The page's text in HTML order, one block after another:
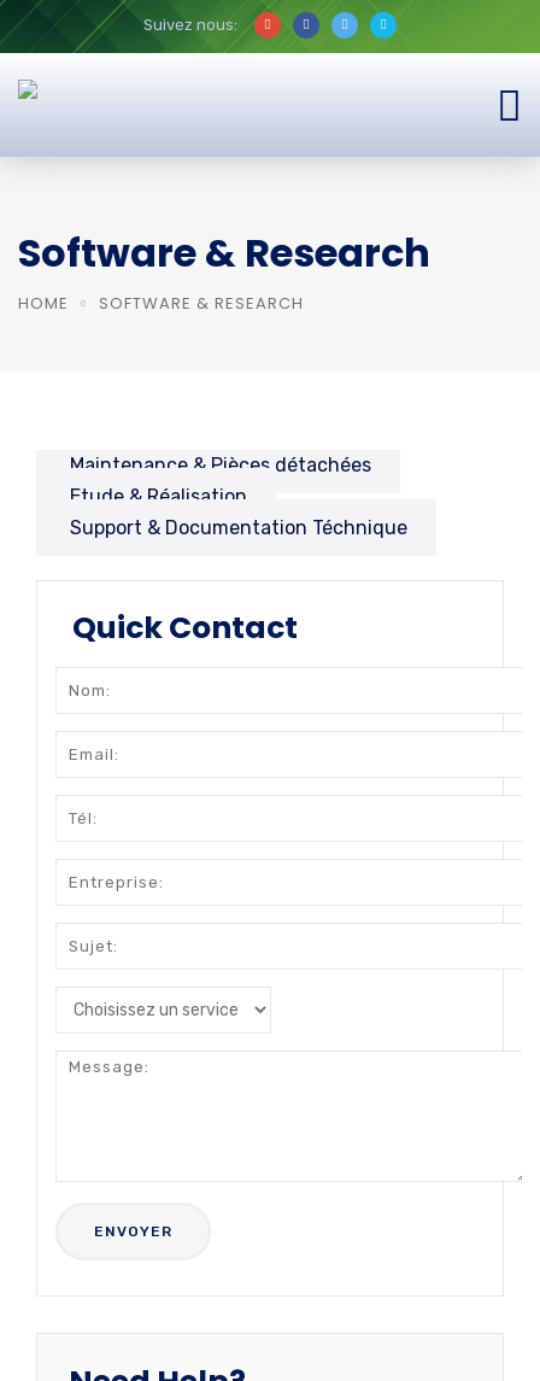
Suivez nous:
Software & Research
HOME SOFTWARE & RESEARCH
Maintenance & Pièces détachées
Etude & Réalisation
Support & Documentation Téchnique
Quick Contact